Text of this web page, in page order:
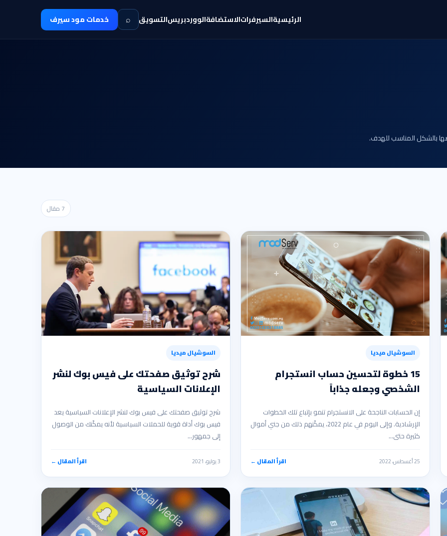
الرئيسيةالسيرفراتالاستضافةالووردبريسالتسويق ⌕ خدمات مود سيرف
بالشكل المناسب للهدف.
7 مقال
السوشيال ميديا
15 خطوة لتحسين حساب انستجرام
الشخصي وجعله جذاباً
إن الحسابات الناجحة على الانستجرام تنمو بإتباع تلك الخطوات
الإرشادية. وإلى اليوم في عام 2022، يمكّنهم ذلك من جني أموال
كثيرة حتى…
25 أغسطس، 2022 اقرأ المقال ←
السوشيال ميديا
شرح توثيق صفحتك على فيس بوك لنشر
الإعلانات السياسية
شرح توثيق صفحتك على فيس بوك لنشر الإعلانات السياسية يعد
فيس بوك أداة قوية للحملات السياسية لأنه يمكّنك من الوصول
إلى جمهور…
3 يوليو، 2021 اقرأ المقال ←